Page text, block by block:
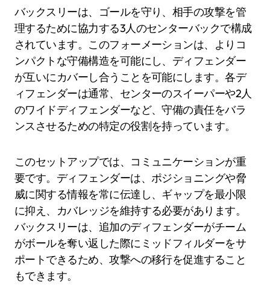
バックスリーは、ゴールを守り、相手の攻撃を管
理するために協力する3人のセンターバックで構成
されています。このフォーメーションは、よりコ
ンパクトな守備構造を可能にし、ディフェンダー
が互いにカバーし合うことを可能にします。各デ
ィフェンダーは通常、センターのスイーパーや2人
のワイドディフェンダーなど、守備の責任をバラ
ンスさせるための特定の役割を持っています。
このセットアップでは、コミュニケーションが重
要です。ディフェンダーは、ポジショニングや脅
威に関する情報を常に伝達し、ギャップを最小限
に抑え、カバレッジを維持する必要があります。
バックスリーは、追加のディフェンダーがチーム
がボールを奪い返した際にミッドフィルダーをサ
ポートできるため、攻撃への移行を促進すること
もできます。